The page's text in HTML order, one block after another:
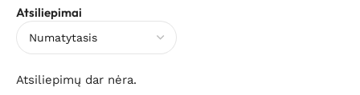
Atsiliepimai
Atsiliepimų dar nėra.